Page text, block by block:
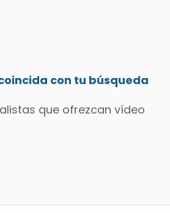
con tu búsqueda
que ofrezcan vídeo